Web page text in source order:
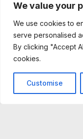
We value your
We use cookies to
serve personalised
By clicking "Accept
cookies.
Customise
con el número 1.044-
Unión